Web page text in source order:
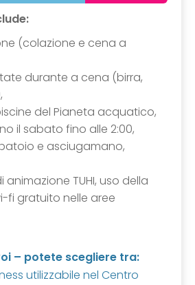
(colazione e cena a
durante a cena (birra,
del Pianeta acquatico,
il sabato fino alle 2:00,
e asciugamano,
TUHI, uso della
fi gratuito nelle aree
– potete scegliere tra:
utilizzabile nel Centro